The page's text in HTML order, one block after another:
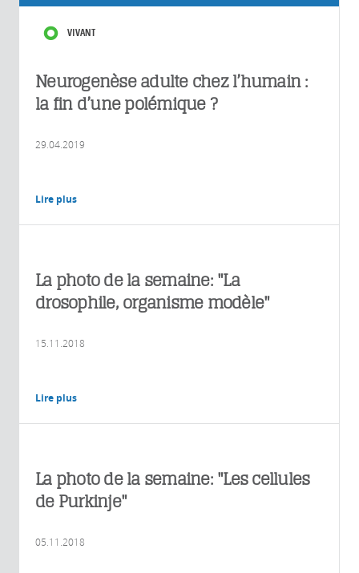
VIVANT
Neurogenèse adulte chez l’humain :
la fin d’une polémique ?
29.04.2019
Lire plus
La photo de la semaine: "La
drosophile, organisme modèle"
15.11.2018
Lire plus
La photo de la semaine: "Les cellules
de Purkinje"
05.11.2018